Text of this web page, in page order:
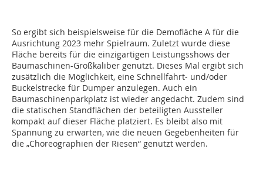
So ergibt sich beispielsweise für die Demofläche A für die
Ausrichtung 2023 mehr Spielraum. Zuletzt wurde diese
Fläche bereits für die einzigartigen Leistungsshows der
Baumaschinen-Großkaliber genutzt. Dieses Mal ergibt sich
zusätzlich die Möglichkeit, eine Schnellfahrt- und/oder
Buckelstrecke für Dumper anzulegen. Auch ein
Baumaschinenparkplatz ist wieder angedacht. Zudem sind
die statischen Standflächen der beteiligten Aussteller
kompakt auf dieser Fläche platziert. Es bleibt also mit
Spannung zu erwarten, wie die neuen Gegebenheiten für
die „Choreographien der Riesen“ genutzt werden.